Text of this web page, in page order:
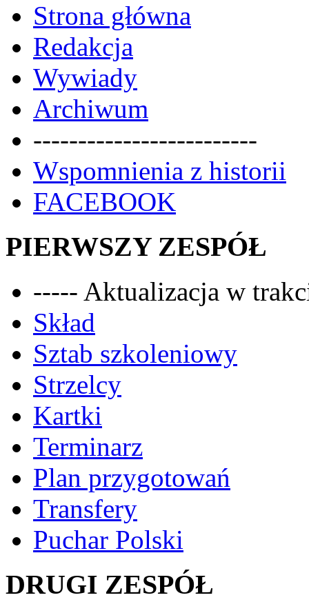
Strona główna
Redakcja
Wywiady
Archiwum
-------------------------
Wspomnienia z historii
FACEBOOK
PIERWSZY ZESPÓŁ
----- Aktualizacja w
Skład
Sztab szkoleniowy
Strzelcy
Kartki
Terminarz
Plan przygotowań
Transfery
Puchar Polski
DRUGI ZESPÓŁ